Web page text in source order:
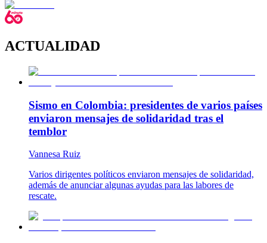
ACTUALIDAD
Sismo en Colombia: presidentes de varios países
enviaron mensajes de solidaridad tras el
temblor
Vannesa Ruiz
Varios dirigentes políticos enviaron mensajes de solidaridad,
además de anunciar algunas ayudas para las labores de
rescate.